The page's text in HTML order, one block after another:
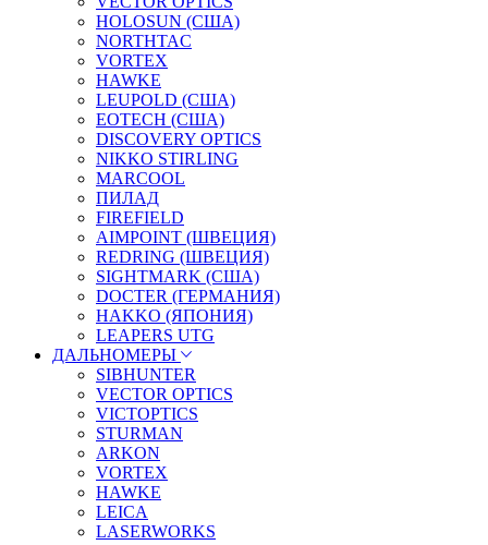
HOLOSUN (США)
NORTHTAC
VORTEX
HAWKE
LEUPOLD (США)
EOTECH (США)
DISCOVERY OPTICS
NIKKO STIRLING
MARCOOL
ПИЛАД
FIREFIELD
AIMPOINT (ШВЕЦИЯ)
REDRING (ШВЕЦИЯ)
SIGHTMARK (США)
DOCTER (ГЕРМАНИЯ)
HAKKO (ЯПОНИЯ)
LEAPERS UTG
ДАЛЬНОМЕРЫ
SIBHUNTER
VECTOR OPTICS
VICTOPTICS
STURMAN
ARKON
VORTEX
HAWKE
LEICA
LASERWORKS